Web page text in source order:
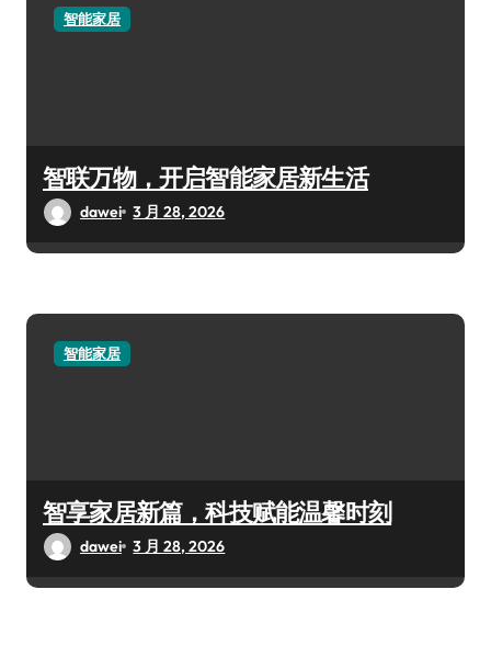
智能家居
智联万物，开启智能家居新生活
dawei 3 月 28, 2026
智能家居
智享家居新篇，科技赋能温馨时刻
dawei 3 月 28, 2026